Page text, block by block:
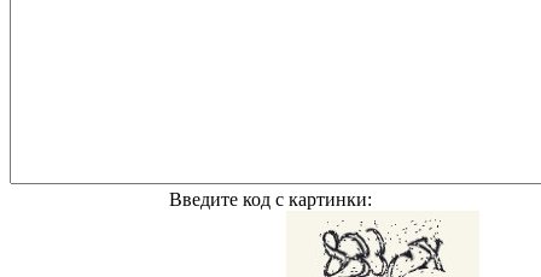
Введите код с картинки: